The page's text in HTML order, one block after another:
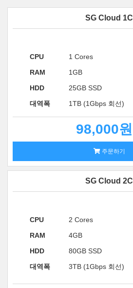
SG Cloud 1C
CPU
1 Cores
RAM
1GB
HDD
25GB SSD
대역폭
1TB (1Gbps 회선)
98,000원
주문하기
SG Cloud 2C
CPU
2 Cores
RAM
4GB
HDD
80GB SSD
대역폭
3TB (1Gbps 회선)